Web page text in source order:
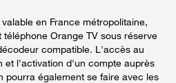
valable en France métropolitaine,
Orange TV sous réserve
compatible. L'accès au
et l'activation d'un compte auprès
pourra également se faire avec les